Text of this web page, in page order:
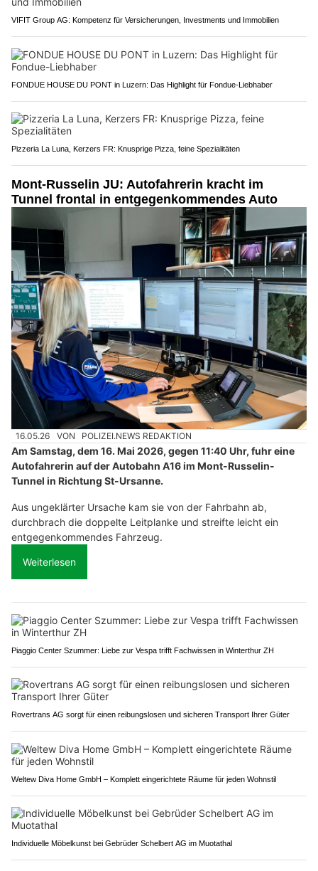
VIFIT Group AG: Kompetenz für Versicherungen, Investments und Immobilien
FONDUE HOUSE DU PONT in Luzern: Das Highlight für Fondue-Liebhaber
Pizzeria La Luna, Kerzers FR: Knusprige Pizza, feine Spezialitäten
Mont-Russelin JU: Autofahrerin kracht im
Tunnel frontal in entgegenkommendes Auto
16.05.26 VON POLIZEI.NEWS REDAKTION
Am Samstag, dem 16. Mai 2026, gegen 11:40 Uhr, fuhr eine
Autofahrerin auf der Autobahn A16 im Mont-Russelin-
Tunnel in Richtung St-Ursanne.
Aus ungeklärter Ursache kam sie von der Fahrbahn ab,
durchbrach die doppelte Leitplanke und streifte leicht ein
entgegenkommendes Fahrzeug.
Weiterlesen
Piaggio Center Szummer: Liebe zur Vespa trifft Fachwissen in Winterthur ZH
Rovertrans AG sorgt für einen reibungslosen und sicheren Transport Ihrer Güter
Weltew Diva Home GmbH – Komplett eingerichtete Räume für jeden Wohnstil
Individuelle Möbelkunst bei Gebrüder Schelbert AG im Muotathal